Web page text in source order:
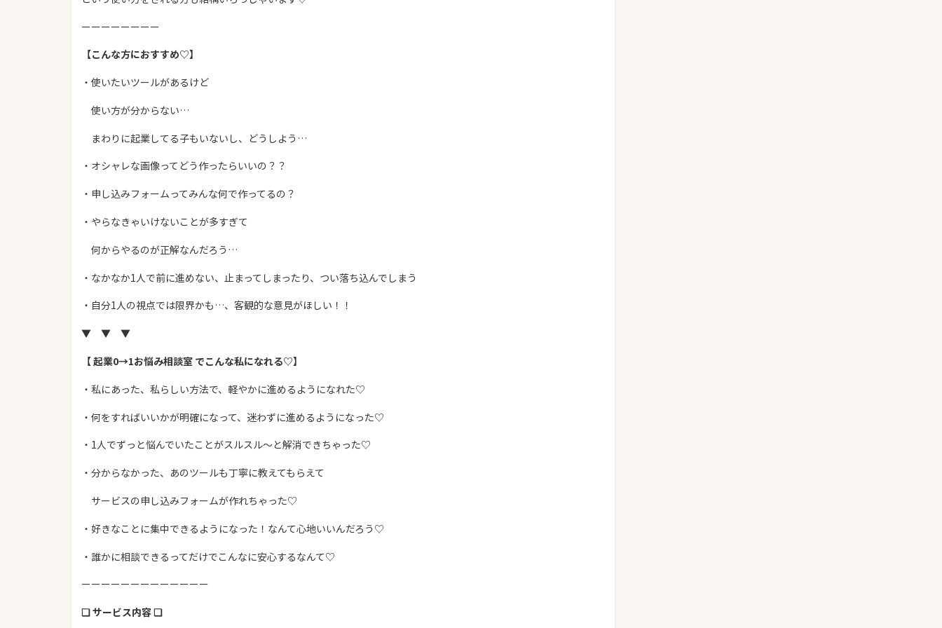
ーーーーーーーー
【こんな方におすすめ♡】
・使いたいツールがあるけど
使い方が分からない…
まわりに起業してる子もいないし、どうしよう…
・オシャレな画像ってどう作ったらいいの？？
・申し込みフォームってみんな何で作ってるの？
・やらなきゃいけないことが多すぎて
何からやるのが正解なんだろう…
・なかなか1人で前に進めない、止まってしまったり、つい落ち込んでしまう
・自分1人の視点では限界かも…、客観的な意見がほしい！！
▼ ▼ ▼
【 起業0→1お悩み相談室 でこんな私になれる♡】
・私にあった、私らしい方法で、軽やかに進めるようになれた♡
・何をすればいいかが明確になって、迷わずに進めるようになった♡
・1人でずっと悩んでいたことがスルスル～と解消できちゃった♡
・分からなかった、あのツールも丁寧に教えてもらえて
サービスの申し込みフォームが作れちゃった♡
・好きなことに集中できるようになった！なんて心地いいんだろう♡
・誰かに相談できるってだけでこんなに安心するなんて♡
ーーーーーーーーーーーーー
❏ サービス内容 ❏